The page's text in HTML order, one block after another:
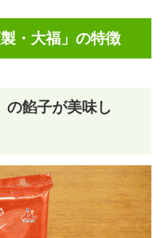
・大福」の特徴
の餡子が美味し